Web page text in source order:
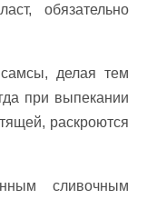
обязательно
делая тем
при выпекании
раскроются
сливочным